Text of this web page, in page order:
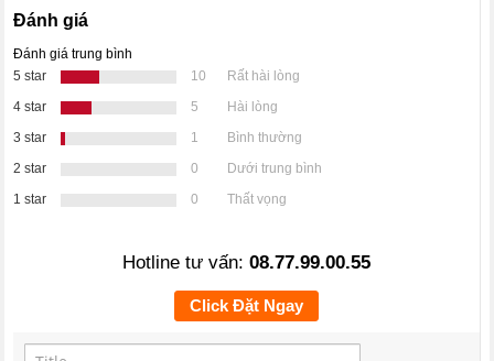
Đánh giá
Đánh giá trung bình
5 star
10
Rất hài lòng
4 star
5
Hài lòng
3 star
1
Bình thường
2 star
0
Dưới trung bình
1 star
0 Thất vọng
Hotline tư vấn: 08.77.99.00.55
Click Đặt Ngay